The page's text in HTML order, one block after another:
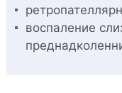
воспаление